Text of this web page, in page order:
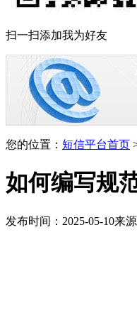
扫一扫添加我为好友
您的位置： 短信平台首页
如何编写规
发布时间： 2025-05-10来源